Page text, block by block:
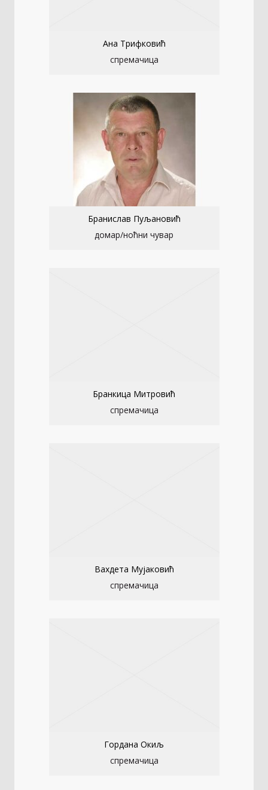
Ана Трифковић
спремачица
Бранислав Пуљановић
домар/ноћни чувар
Бранкица Митровић
спремачица
Вахдета Мујаковић
спремачица
Гордана Окиљ
спремачица